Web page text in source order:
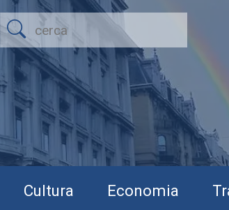
Cultura Economia